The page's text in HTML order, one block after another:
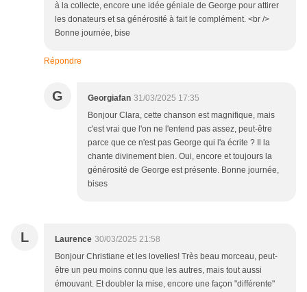
à la collecte, encore une idée géniale de George pour attirer
les donateurs et sa générosité à fait le complément. <br />
Bonne journée, bise
Répondre
G Georgiafan 31/03/2025 17:35
Bonjour Clara, cette chanson est magnifique, mais
c'est vrai que l'on ne l'entend pas assez, peut-être
parce que ce n'est pas George qui l'a écrite ? Il la
chante divinement bien. Oui, encore et toujours la
générosité de George est présente. Bonne journée,
bises
L Laurence 30/03/2025 21:58
Bonjour Christiane et les lovelies! Très beau morceau, peut-
être un peu moins connu que les autres, mais tout aussi
émouvant. Et doubler la mise, encore une façon "différente"